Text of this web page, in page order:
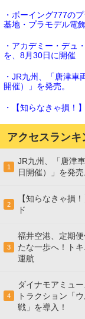
・ボーイング777の
基地・プラモデル電
・アカデミー・デュ
を、8月30日に開催
・JR九州、「唐津
開催）」を発売。
・【知らなきゃ損！
アクセスランキ
1
JR九州、「唐津
日開催）」を発売
2
【知らなきゃ損
ド
3
福井空港、定期
たな一歩へ！ト
運航
4
ダイナモアミュ
トラクション「
戦」を導入！